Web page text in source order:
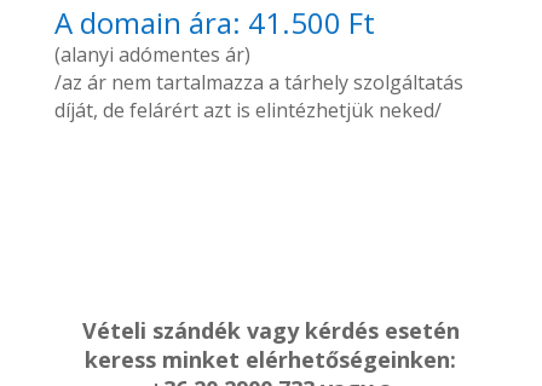
A domain ára: 41.500 Ft
(alanyi adómentes ár)
/az ár nem tartalmazza a tárhely szolgáltatás
díját, de felárért azt is elintézhetjük neked/
Vételi szándék vagy kérdés esetén
keress minket elérhetőségeinken: